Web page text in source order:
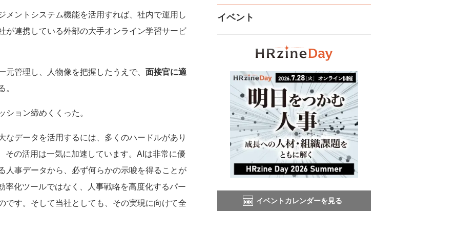
ントシステム機能を活用すれば、社内で運用し
が連携している外部の大手オンライン学習サービ
管理し、人物像を把握したうえで、 面接官に適
ョン締めくくった。
データを活用するには、多くのハードルがあり
その活用は一気に加速しています。AIは非常に優
人事データから、必ず何らかの示唆を得ることが
化ツールではなく、人事戦略を高度化するパー
です。そして当社としても、その実現に向けて全
イベント
イベントカレンダーを見る